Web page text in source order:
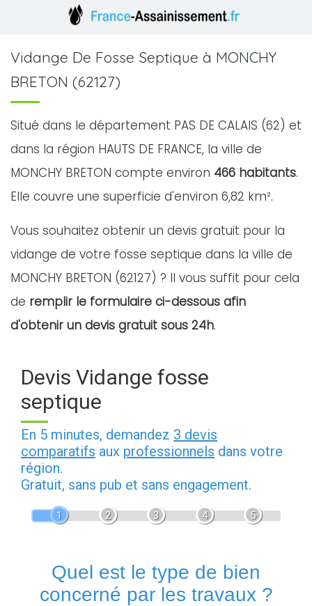
Vidange De Fosse Septique à MONCHY
BRETON (62127)
Situé dans le département PAS DE CALAIS (62) et
dans la région HAUTS DE FRANCE, la ville de
MONCHY BRETON compte environ 466 habitants.
Elle couvre une superficie d'environ 6,82 km².
Vous souhaitez obtenir un devis gratuit pour la
vidange de votre fosse septique dans la ville de
MONCHY BRETON (62127) ? Il vous suffit pour cela
de remplir le formulaire ci-dessous afin
d'obtenir un devis gratuit sous 24h.
Devis Vidange fosse
septique
En 5 minutes, demandez 3 devis
comparatifs aux professionnels dans votre
région.
Gratuit, sans pub et sans engagement.
1 2 3 4 5
Quel est le type de bien
concerné par les travaux ?